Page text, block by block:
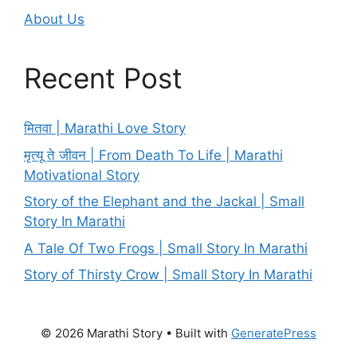
About Us
Recent Post
मितवा | Marathi Love Story
मृत्यू ते जीवन | From Death To Life | Marathi
Motivational Story
Story of the Elephant and the Jackal | Small
Story In Marathi
A Tale Of Two Frogs | Small Story In Marathi
Story of Thirsty Crow | Small Story In Marathi
© 2026 Marathi Story • Built with GeneratePress